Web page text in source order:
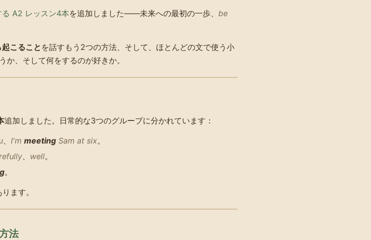
A2 レッスン4本を追加しました——未来への最初の一歩、 be
こることを話すもう2つの方法、そして、ほとんどの文で使う小
、そして何をするのが好きか。
追加しました。日常的な3つのグループに分かれています：
I'm meeting Sam at six。
well。
。
ます。
法